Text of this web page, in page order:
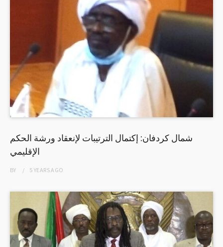
شمال كردفان: إكتمال الترتيبات لإنعقاد ورشة الحكم
الإقليمي
BY 5 YEARSAGO